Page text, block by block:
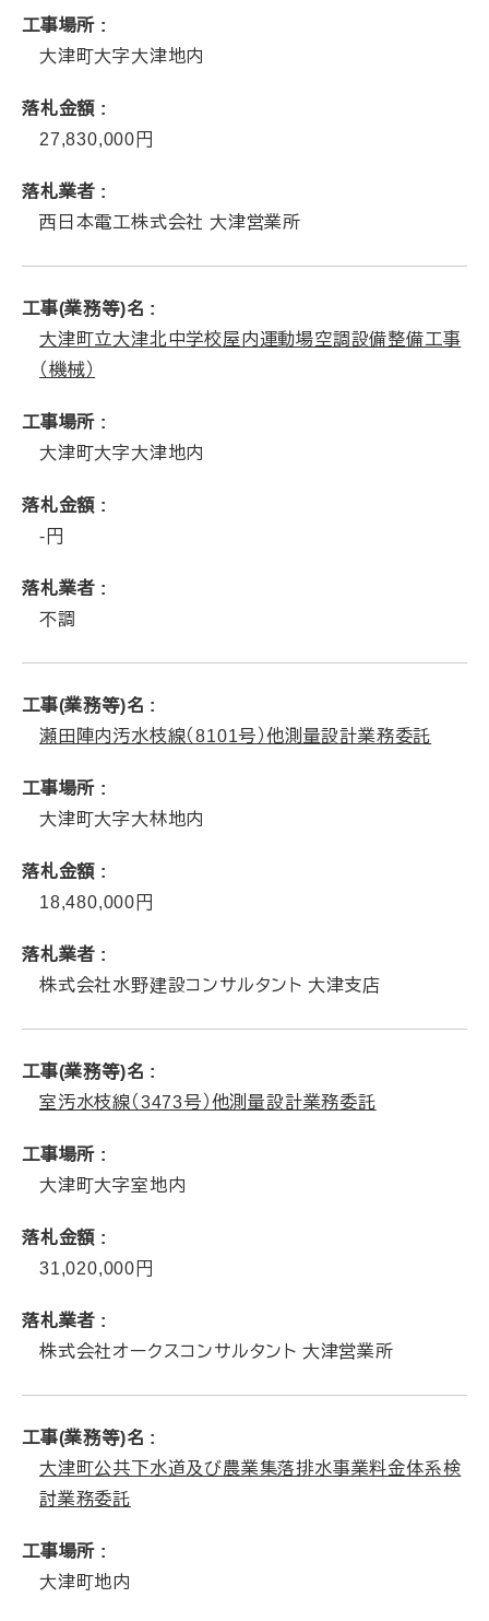
工事場所
大津町大字大津地内
落札金額
27,830,000
落札業者
西日本電工株式会社 大津営業所
工事(業務等)名
大津町立大津北中学校屋内運動場空調設備整備工事
（機械）
工事場所
大津町大字大津地内
落札金額
‐
落札業者
不調
工事(業務等)名
瀬田陣内汚水枝線（8101号）他測量設計業務委託
工事場所
大津町大字大林地内
落札金額
18,480,000
落札業者
株式会社水野建設コンサルタント 大津支店
工事(業務等)名
室汚水枝線（3473号）他測量設計業務委託
工事場所
大津町大字室地内
落札金額
31,020,000
落札業者
株式会社オークスコンサルタント 大津営業所
工事(業務等)名
大津町公共下水道及び農業集落排水事業料金体系検
討業務委託
工事場所
大津町地内